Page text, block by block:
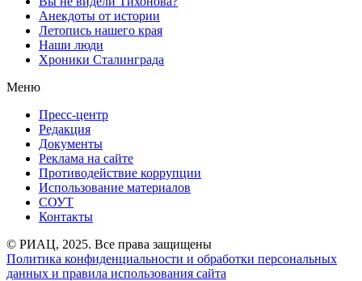
Анекдоты от истории
Летопись нашего края
Наши люди
Хроники Сталинграда
Меню
Пресс-центр
Редакция
Документы
Реклама на сайте
Противодействие коррупции
Использование материалов
СОУТ
Контакты
© РИАЦ, 2025. Все права защищены
Политика конфиденциальности и обработки персональных
данных и правила использования сайта